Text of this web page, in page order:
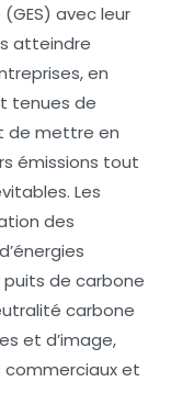
avec leur
atteindre
en
tenues de
de mettre en
émissions tout
Les
des
énergies
puits de carbone
carbone
et d’image,
et